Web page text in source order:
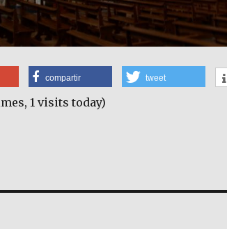
compartir tweet
1 visits today)